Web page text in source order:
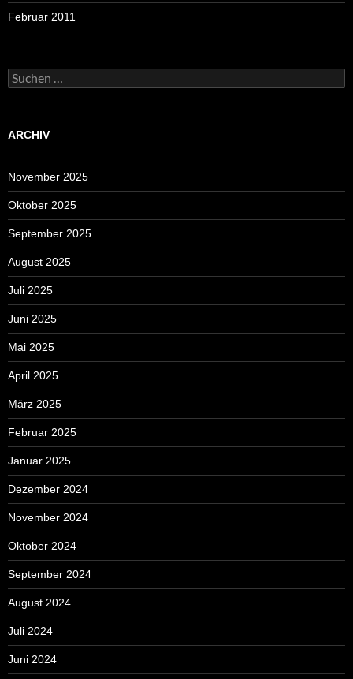
Februar 2011
Suchen
nach:
ARCHIV
November 2025
Oktober 2025
September 2025
August 2025
Juli 2025
Juni 2025
Mai 2025
April 2025
März 2025
Februar 2025
Januar 2025
Dezember 2024
November 2024
Oktober 2024
September 2024
August 2024
Juli 2024
Juni 2024